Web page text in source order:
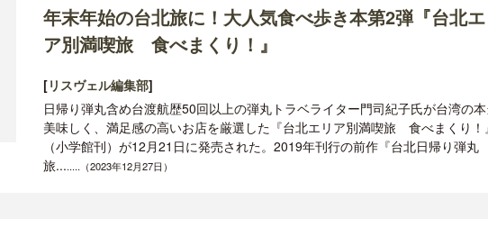
年末年始の台北旅に！大人気食べ歩き本第2弾『台北エ
ア別満喫旅 食べまくり！』
[リスヴェル編集部]
日帰り弾丸含め台渡航歴50回以上の弾丸トラベライター門司紀子氏が台湾の本
美味しく、満足感の高いお店を厳選した『台北エリア別満喫旅 食べまくり！
（小学館刊）が12月21日に発売された。2019年刊行の前作『台北日帰り弾丸
旅........（2023年12月27日）